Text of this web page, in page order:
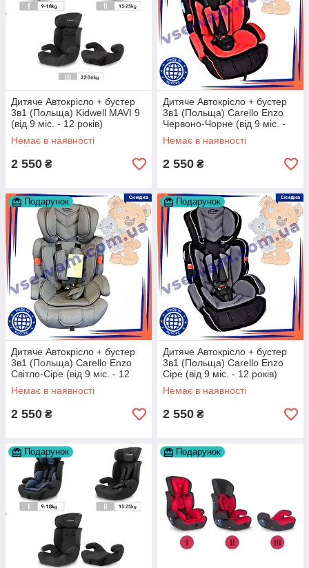
Дитяче Автокрісло + бустер
3в1 (Польща) Kidwell MAVI 9
(від 9 міс. - 12 років)
Немає в наявності
2 550 ₴
Дитяче Автокрісло + бустер
3в1 (Польща) Carello Enzo
Червоно-Чорне (від 9 міс. -
12 років)
Немає в наявності
2 550 ₴
Подарунок
Дитяче Автокрісло + бустер
3в1 (Польща) Carello Enzo
Світло-Сіре (від 9 міс. - 12
років)
Немає в наявності
2 550 ₴
Подарунок
Дитяче Автокрісло + бустер
3в1 (Польща) Carello Enzo
Сіре (від 9 міс. - 12 років)
Немає в наявності
2 550 ₴
Подарунок Подарунок